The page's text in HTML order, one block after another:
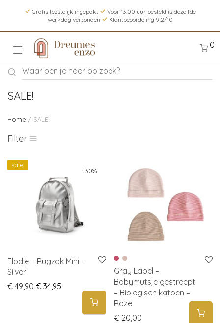
Gratis feestelijk ingepakt
Voor 13.00 uur besteld is dezelfde
werkdag verzonden
Klantbeoordeling 9.2/10
0
SALE!
Home / SALE!
Filter
-30%
sale
Elodie – Rugzak Mini –
Silver
€49,90 Original price was: € 49,90.
€ 34,95 Current price is: € 34,95.
Gray Label –
Babymutsje gestreept
– Biologisch katoen –
Roze
€ 20,00